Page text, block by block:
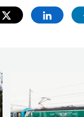
Twitter Linkedin